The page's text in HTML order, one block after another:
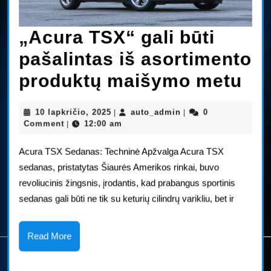
„Acura TSX“ gali būti
pašalintas iš asortimento
produktų maišymo metu
10 lapkričio, 2025 10
lapkričio,
auto_admin auto_admin
0
Comment
12:00 am
Acura TSX Sedanas: Techninė Apžvalga Acura TSX
sedanas, pristatytas Šiaurės Amerikos rinkai, buvo
revoliucinis žingsnis, įrodantis, kad prabangus sportinis
sedanas gali būti ne tik su keturių cilindrų varikliu, bet ir
Read MoreRead
More